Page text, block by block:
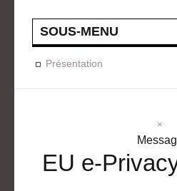
SOUS-MENU
Présentation
×
EU e-